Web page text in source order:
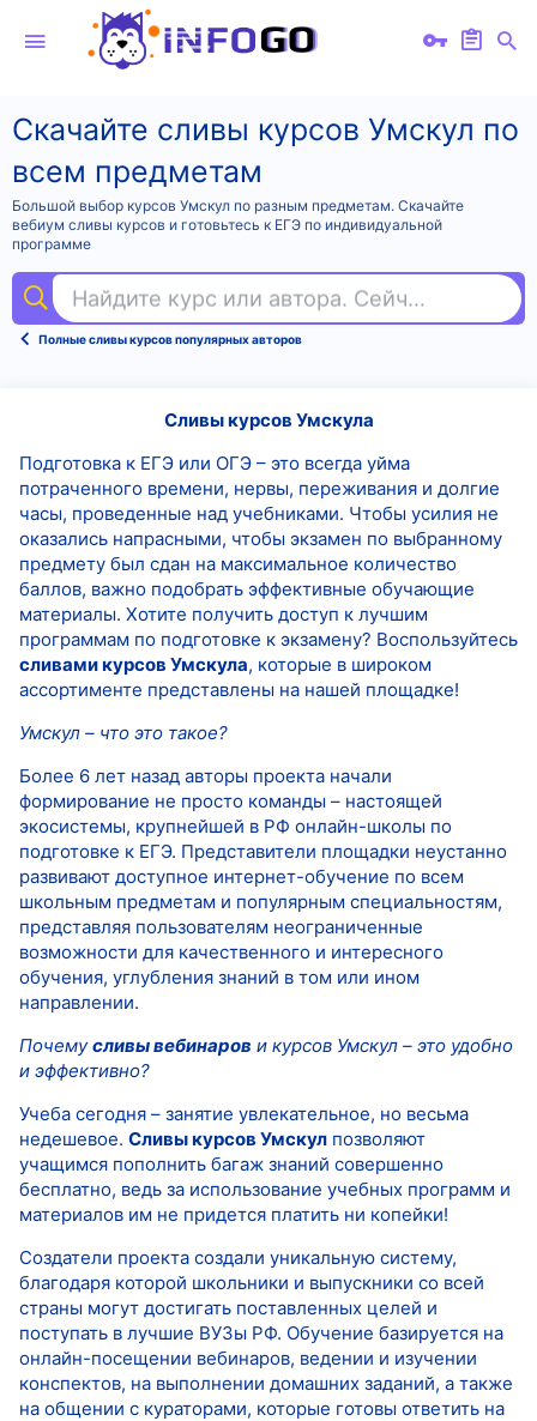
Скачайте сливы курсов Умскул по
всем предметам
Большой выбор курсов Умскул по разным предметам. Скачайте
вебиум сливы курсов и готовьтесь к ЕГЭ по индивидуальной
программе
Найдите курс или автора. Сейчас ищут
Полные сливы курсов популярных авторов
Сливы курсов Умскула
Подготовка к ЕГЭ или ОГЭ – это всегда уйма
потраченного времени, нервы, переживания и долгие
часы, проведенные над учебниками. Чтобы усилия не
оказались напрасными, чтобы экзамен по выбранному
предмету был сдан на максимальное количество
баллов, важно подобрать эффективные обучающие
материалы. Хотите получить доступ к лучшим
программам по подготовке к экзамену? Воспользуйтесь
сливами курсов Умскула, которые в широком
ассортименте представлены на нашей площадке!
Умскул – что это такое?
Более 6 лет назад авторы проекта начали
формирование не просто команды – настоящей
экосистемы, крупнейшей в РФ онлайн-школы по
подготовке к ЕГЭ. Представители площадки неустанно
развивают доступное интернет-обучение по всем
школьным предметам и популярным специальностям,
представляя пользователям неограниченные
возможности для качественного и интересного
обучения, углубления знаний в том или ином
направлении.
Почемусливы вебинаров и курсов Умскул – это удобно
и эффективно?
Учеба сегодня – занятие увлекательное, но весьма
недешевое. Сливы курсов Умскул позволяют
учащимся пополнить багаж знаний совершенно
бесплатно, ведь за использование учебных программ и
материалов им не придется платить ни копейки!
Создатели проекта создали уникальную систему,
благодаря которой школьники и выпускники со всей
страны могут достигать поставленных целей и
поступать в лучшие ВУЗы РФ. Обучение базируется на
онлайн-посещении вебинаров, ведении и изучении
конспектов, на выполнении домашних заданий, а также
на общении с кураторами, которые готовы ответить на